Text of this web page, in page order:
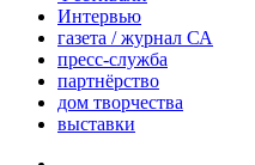
Интервью
газета / журнал СА
пресс-служба
партнёрство
дом творчества
выставки